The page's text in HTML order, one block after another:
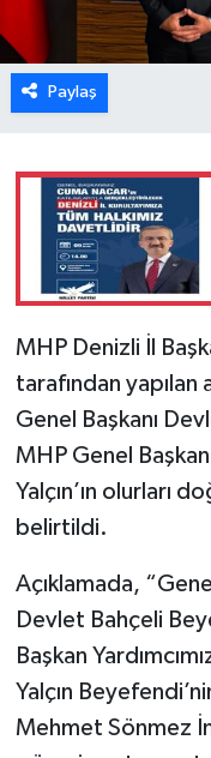
Paylaş
MHP Denizli İl
tarafından yapılan
Genel Başkanı
MHP Genel Başkan
Yalçın’ın olurları
belirtildi.
Açıklamada,
Devlet Bahçeli
Başkan
Yalçın
Mehmet Sönmez